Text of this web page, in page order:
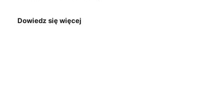
Dowiedz się więcej